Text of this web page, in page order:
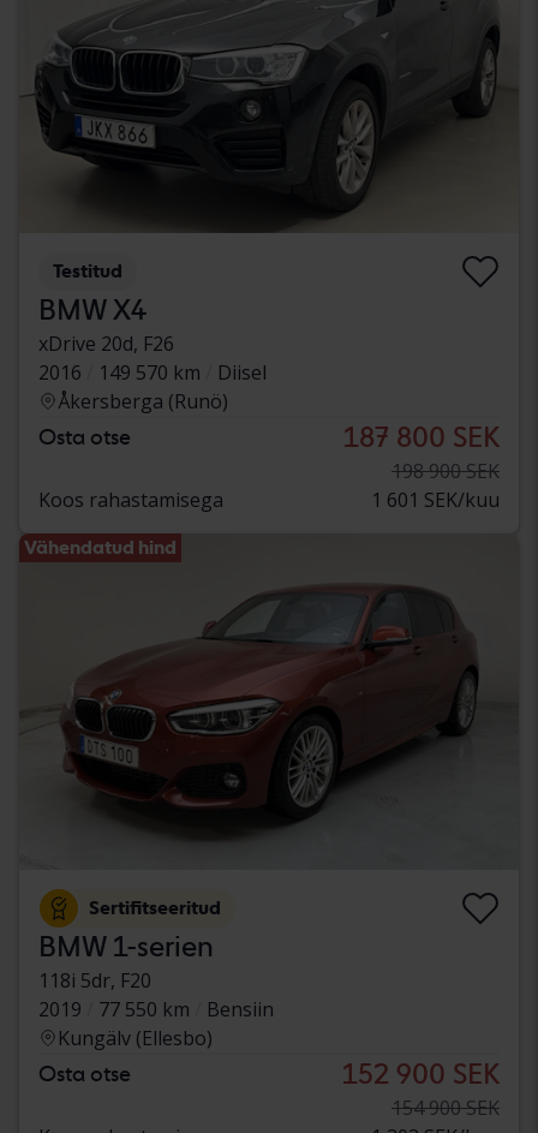
Testitud
BMW X4
xDrive 20d, F26
2016
149 570 km
Diisel
Åkersberga (Runö)
Osta otse 187 800 SEK
198 900 SEK
Koos rahastamisega
1 601 SEK/kuu
Vähendatud hind
Sertifitseeritud
BMW 1-serien
118i 5dr, F20
2019
77 550 km
Bensiin
Kungälv (Ellesbo)
Osta otse 152 900 SEK
154 900 SEK